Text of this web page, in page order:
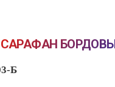
САРАФАН
Б